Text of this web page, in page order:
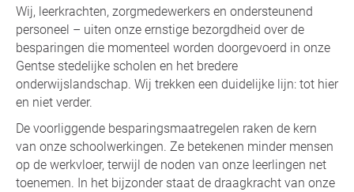
Wij, leerkrachten, zorgmedewerkers en ondersteunend
personeel – uiten onze ernstige bezorgdheid over de
besparingen die momenteel worden doorgevoerd in onze
Gentse stedelijke scholen en het bredere
onderwijslandschap. Wij trekken een duidelijke lijn: tot hier
en niet verder.
De voorliggende besparingsmaatregelen raken de kern
van onze schoolwerkingen. Ze betekenen minder mensen
op de werkvloer, terwijl de noden van onze leerlingen net
toenemen. In het bijzonder staat de draagkracht van onze